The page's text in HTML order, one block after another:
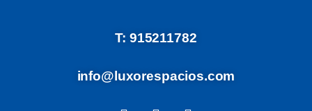
T: 915211782
info@luxorespacios.com